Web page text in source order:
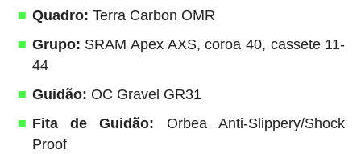
Quadro: Terra Carbon OMR
Grupo: SRAM Apex AXS, coroa 40, cassete 11-
44
Guidão: OC Gravel GR31
Fita de Guidão: Orbea Anti-Slippery/Shock
Proof